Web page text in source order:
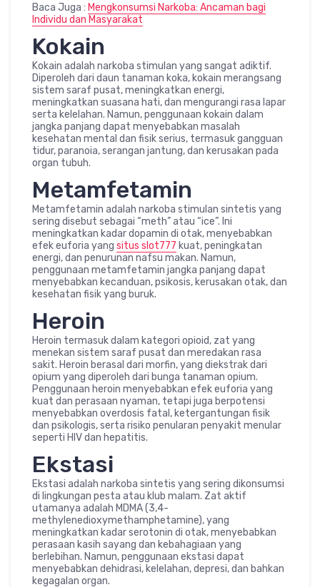
Baca Juga : Mengkonsumsi Narkoba: Ancaman bagi
Individu dan Masyarakat
Kokain
Kokain adalah narkoba stimulan yang sangat adiktif.
Diperoleh dari daun tanaman koka, kokain merangsang
sistem saraf pusat, meningkatkan energi,
meningkatkan suasana hati, dan mengurangi rasa lapar
serta kelelahan. Namun, penggunaan kokain dalam
jangka panjang dapat menyebabkan masalah
kesehatan mental dan fisik serius, termasuk gangguan
tidur, paranoia, serangan jantung, dan kerusakan pada
organ tubuh.
Metamfetamin
Metamfetamin adalah narkoba stimulan sintetis yang
sering disebut sebagai “meth” atau “ice”. Ini
meningkatkan kadar dopamin di otak, menyebabkan
efek euforia yang situs slot777 kuat, peningkatan
energi, dan penurunan nafsu makan. Namun,
penggunaan metamfetamin jangka panjang dapat
menyebabkan kecanduan, psikosis, kerusakan otak, dan
kesehatan fisik yang buruk.
Heroin
Heroin termasuk dalam kategori opioid, zat yang
menekan sistem saraf pusat dan meredakan rasa
sakit. Heroin berasal dari morfin, yang diekstrak dari
opium yang diperoleh dari bunga tanaman opium.
Penggunaan heroin menyebabkan efek euforia yang
kuat dan perasaan nyaman, tetapi juga berpotensi
menyebabkan overdosis fatal, ketergantungan fisik
dan psikologis, serta risiko penularan penyakit menular
seperti HIV dan hepatitis.
Ekstasi
Ekstasi adalah narkoba sintetis yang sering dikonsumsi
di lingkungan pesta atau klub malam. Zat aktif
utamanya adalah MDMA (3,4-
methylenedioxymethamphetamine), yang
meningkatkan kadar serotonin di otak, menyebabkan
perasaan kasih sayang dan kebahagiaan yang
berlebihan. Namun, penggunaan ekstasi dapat
menyebabkan dehidrasi, kelelahan, depresi, dan bahkan
kegagalan organ.